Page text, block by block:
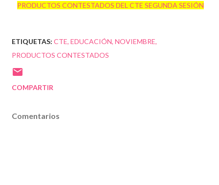
PRODUCTOS CONTESTADOS DEL CTE SEGUNDA SESIÓN
ETIQUETAS: CTE EDUCACIÓN NOVIEMBRE
PRODUCTOS CONTESTADOS
COMPARTIR
Comentarios